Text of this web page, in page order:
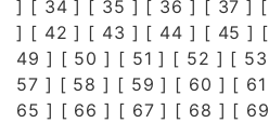
] [ 34 ] [ 35 ] [ 36 ] [ 37 ] [
] [ 42 ] [ 43 ] [ 44 ] [ 45 ] [
49 ] [ 50 ] [ 51 ] [ 52 ] [ 53
57 ] [ 58 ] [ 59 ] [ 60 ] [ 61
65 ] [ 66 ] [ 67 ] [ 68 ] [ 69